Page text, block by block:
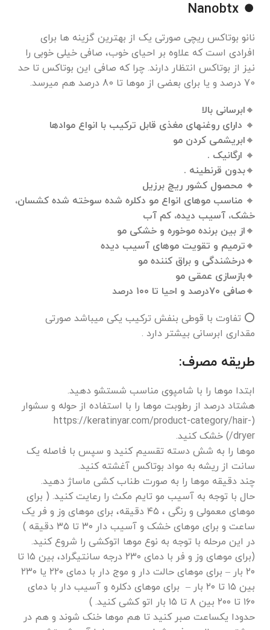
⏺ Nanobtx
نانو بوتاکس ریچی صورتی یک از بهترین گزینه ها برای
افرادی است که علاوه بر احیای خوب، صافی خیلی خوبی را
نیز از بوتاکس انتظار دارند. چرا که صافی این بوتاکس تا حد
70 درصد و یا برای بعضی از موها تا 80 درصد هم میرسد.
🔸ابرسانی بالا
🔸 دارای روغنهای مغذی قابل ترکیب با انواع موادها
🔸ابریشمی کردن مو
🔸 ارگانیک .
🔸بدون قرنطینه .
🔸 محصول کشور ریچ برزیل
🔸 مناسب موهای انواع مو دکلره شده سوخته شده کشسان،
خشک، آسیب دیده، کم آب
🔸از بین برنده موخوره و خشکی مو
🔸ترمیم و تقویت موهای آسیب دیده
🔸درخشندگی و براق کننده مو
🔸بازسازی عمقی مو
🔸صافی ۷۰درصد و احیا تا ۱۰۰ درصد
⭕ تفاوت با قوطی بنفش ترکیب یکی میباشد صورتی
مقداری ابرسانی بیشتر دارد .
طریقه مصرف:
ابتدا موها را با شامپوی مناسب شستشو دهید.
هشتاد درصد از رطوبت موها را با استفاده از حوله و سشوار
(https://keratinyar.com/product-category/hair-
dryer/) خشک کنید.
موها را به شش دسته تقسیم کنید و سپس با فاصله یک
سانت از ریشه به مواد بوتاکس آغشته کنید.
چند دقیقه موها را به صورت طناب کشی ماساژ دهید.
حال با توجه به آسیب مو تایم مکث را رعایت کنید. ( برای
موهای معمولی و رنگی ، ۴۵ دقیقه، برای موهای وز و فر یک
ساعت و برای موهای خشک و آسیب دار ۳۰ تا ۳۵ دقیقه )
در این مرحله با توجه به نوع موها اتوکشی را شروع کنید.
(برای موهای وز و فر با دمای ۲۳۰ درجه سانتیگراد، بین ۱۵ تا
۲۰ بار – برای موهای حالت دار و موج دار با دمای ۲۲۰ یا ۲۳۰
بین ۱۵ تا ۲۰ بار – برای موهای دکلره و آسیب دار با دمای
۱۶۰ تا ۲۰۰ بین ۸ تا ۱۵ بار اتو کشی کنید. )
حدودا یکساعت صبر کنید تا هم موها خنک شوند و هم در